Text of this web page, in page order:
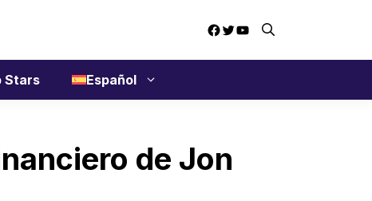
Facebook
Twitter
YouTube
Stars Español
de Jon